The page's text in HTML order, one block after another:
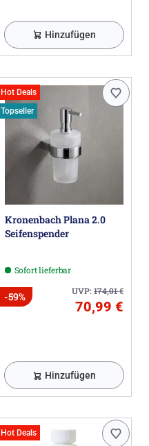
Hinzufügen
Hot Deals
Topseller
Kronenbach Plana 2.0
Seifenspender
Sofort lieferbar
UVP:174,01€
-59%
70,99 €
Hinzufügen
Hot Deals